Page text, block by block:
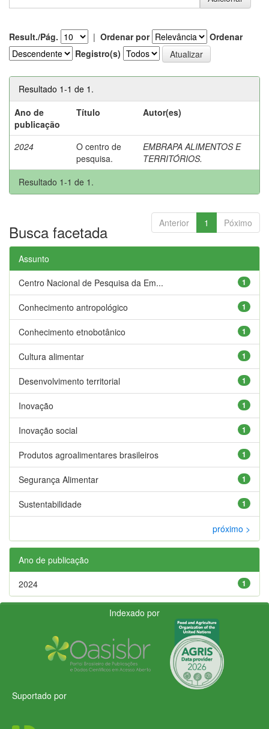
Result./Pág. | Ordenar por
Ordenar
Registro(s)
Resultado 1-1 de 1.
Ano de
publicação
Título Autor(es)
2024
O centro de
pesquisa.
EMBRAPA ALIMENTOS E
TERRITÓRIOS.
Resultado 1-1 de 1.
Anterior 1 Póximo
Busca facetada
Assunto
1
Centro Nacional de Pesquisa da Em...
1
Conhecimento antropológico
1
Conhecimento etnobotânico
1
Cultura alimentar
1
Desenvolvimento territorial
1
Inovação
1
Inovação social
1
Produtos agroalimentares brasileiros
1
Segurança Alimentar
1
Sustentabilidade
próximo >
Ano de publicação
1
2024
Indexado por
Suportado por